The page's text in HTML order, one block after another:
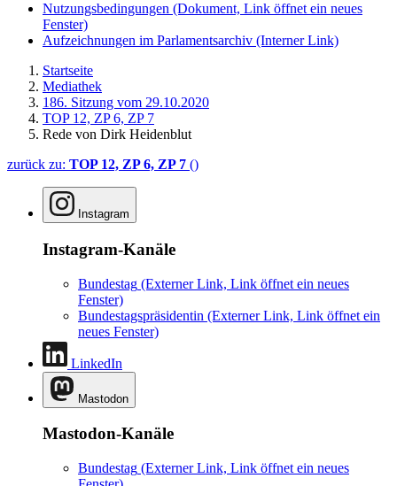
Nutzungsbedingungen (Dokument, Link öffnet ein neues
Fenster)
Aufzeichnungen im Parlamentsarchiv (Interner Link)
Startseite
Mediathek
186. Sitzung vom 29.10.2020
TOP 12, ZP 6, ZP 7
Rede von Dirk Heidenblut
zurück zu: TOP 12, ZP 6, ZP 7 ()
Instagram
Instagram-Kanäle
Bundestag (Externer Link, Link öffnet ein neues
Fenster)
Bundestagspräsidentin (Externer Link, Link öffnet ein
neues Fenster)
LinkedIn
Mastodon
Mastodon-Kanäle
Bundestag (Externer Link, Link öffnet ein neues